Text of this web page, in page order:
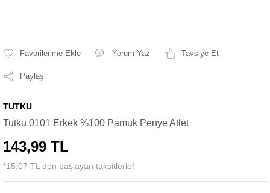
Yorum Yaz Tavsiye Et
Paylaş
TUTKU
Tutku 0101 Erkek %100 Pamuk Penye Atlet
143,99 TL
*15,07 TL den başlayan taksitlerle!